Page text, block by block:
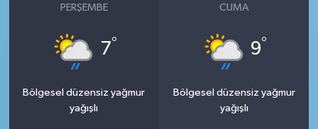
PERŞEMBE
7°
Bölgesel düzensiz yağmur
yağışlı
CUMA
9°
Bölgesel düzensiz yağmur
yağışlı